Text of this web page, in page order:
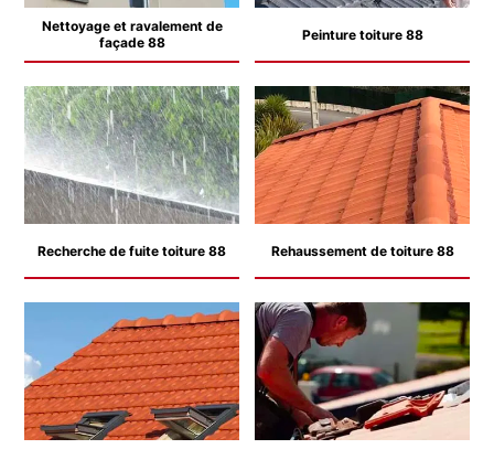
Nettoyage et ravalement de
façade 88
Peinture toiture 88
Recherche de fuite toiture 88 Rehaussement de toiture 88